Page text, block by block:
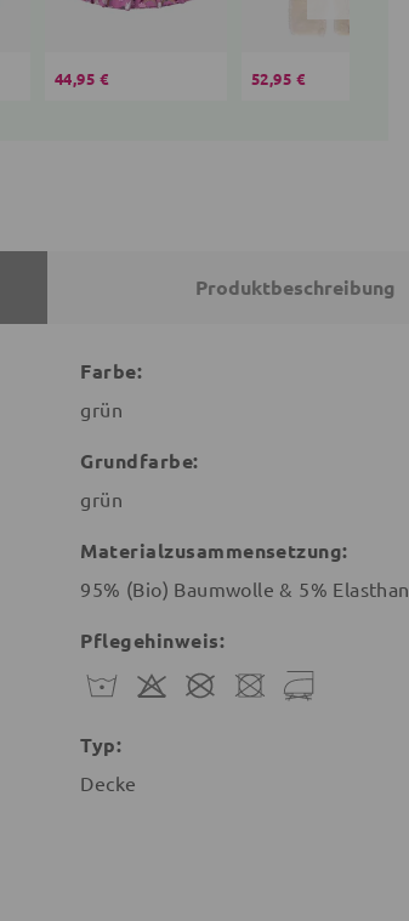
44,95 € 52,95 €
Produktbeschreibung
Farbe:
grün
Grundfarbe:
grün
Materialzusammensetzung:
95% (Bio) Baumwolle & 5% Elasthan
Pflegehinweis:
Typ:
Decke